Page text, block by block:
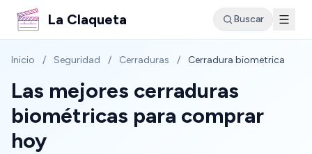
La Claqueta Buscar
Inicio / Seguridad / Cerraduras / Cerradura biometrica
Las mejores cerraduras
biométricas para comprar
hoy